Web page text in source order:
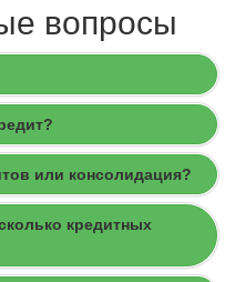
вопросы
или консолидация?
кредитных